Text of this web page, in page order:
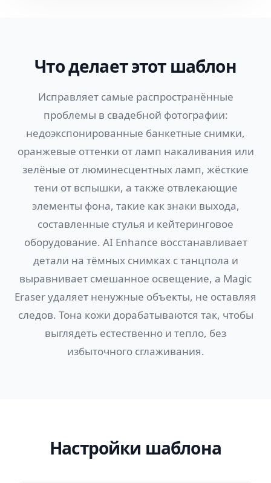
Что делает этот шаблон
Исправляет самые распространённые
проблемы в свадебной фотографии:
недоэкспонированные банкетные снимки,
оранжевые оттенки от ламп накаливания или
зелёные от люминесцентных ламп, жёсткие
тени от вспышки, а также отвлекающие
элементы фона, такие как знаки выхода,
составленные стулья и кейтеринговое
оборудование. AI Enhance восстанавливает
детали на тёмных снимках с танцпола и
выравнивает смешанное освещение, а Magic
Eraser удаляет ненужные объекты, не оставляя
следов. Тона кожи дорабатываются так, чтобы
выглядеть естественно и тепло, без
избыточного сглаживания.
Настройки шаблона